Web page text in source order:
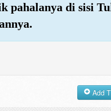
pahalanya di sisi